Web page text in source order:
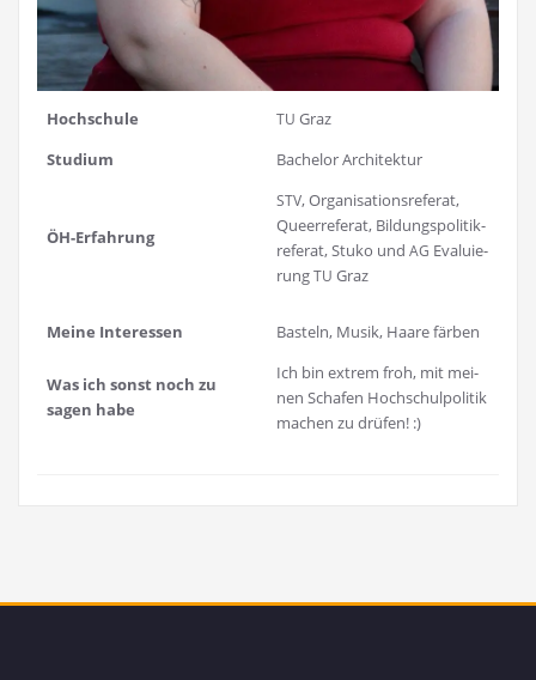
Hoch­schu­le TU Graz
Stu­di­um
Bache­lor Architektur
ÖH-Erfah­rung
STV, Orga­ni­sa­ti­ons­re­fe­rat,
Que­er­re­fe­rat, Bil­dungs­po­li­tik­
re­fe­rat, Stu­ko und AG Eva­lu­ie­
rungTU Graz
Mei­ne Interessen Bas­teln, Musik, Haa­re färben
Was ich sonst noch zu
sagen habe
Ich bin extrem froh, mit mei­
nen Scha­fen Hoch­schul­po­li­tik
machen zu drüfen! :)